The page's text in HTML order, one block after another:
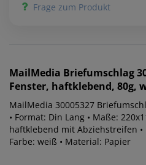
Frage zum Produkt
MailMedia Briefumschlag
Fenster, haftklebend, 80g,
MailMedia 30005327
• Format: Din Lang • Maße:
haftklebend mit Abziehstreifen •
Farbe: weiß • Material: Papier